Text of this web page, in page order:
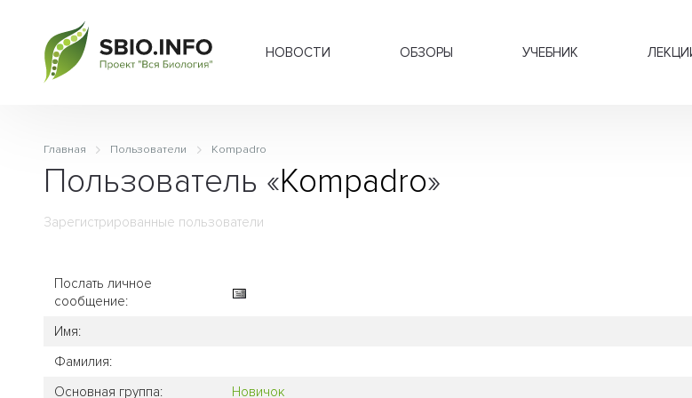
НОВОСТИ ОБЗОРЫ УЧЕБНИК
Главная Пользователи Kompadro
Пользователь «Kompadro»
Зарегистрированные пользователи
Послать личное
сообщение:
Имя:
Фамилия:
Основная группа:
Новичок